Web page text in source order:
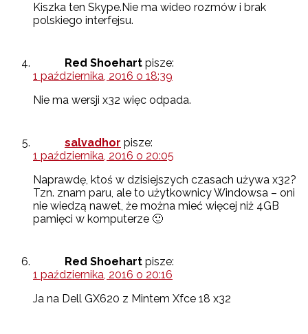
Kiszka ten Skype.Nie ma wideo rozmów i brak
polskiego interfejsu.
Red Shoehart pisze:
1 października, 2016 o 18:39
Nie ma wersji x32 więc odpada.
salvadhor pisze:
1 października, 2016 o 20:05
Naprawdę, ktoś w dzisiejszych czasach używa x32?
Tzn. znam paru, ale to użytkownicy Windowsa – oni
nie wiedzą nawet, że można mieć więcej niż 4GB
pamięci w komputerze 🙂
Red Shoehart pisze:
1 października, 2016 o 20:16
Ja na Dell GX620 z Mintem Xfce 18 x32